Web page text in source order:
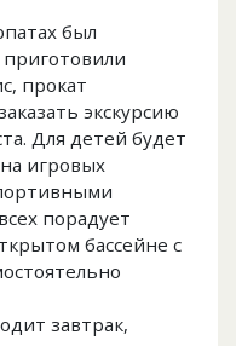
был
прокат
экскурсию
Для детей будет
игровых
порадует
бассейне с
завтрак,